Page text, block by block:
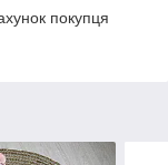
покупця